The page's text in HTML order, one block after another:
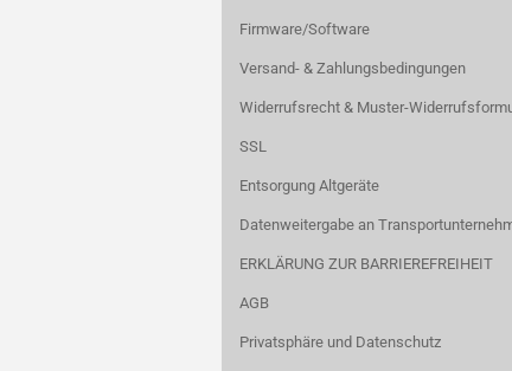
Firmware/Software
Versand- & Zahlungsbedingungen
Widerrufsrecht & Muster-
SSL
Entsorgung Altgeräte
Datenweitergabe an
ERKLÄRUNG ZUR BARRIEREFREIHEIT
AGB
Privatsphäre und Datenschutz